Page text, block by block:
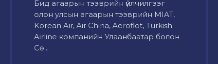
Бид агаарын тээврийн үйлчилгээг
олон улсын агаарын тээврийн MIAT,
Korean Air, Air China, Aeroflot, Turkish
Airline компанийн Улаанбаатар болон
Сө...